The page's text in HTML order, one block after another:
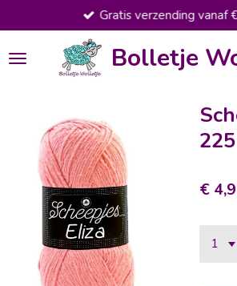
direct
naar
de
Bolletje
Gratis verzending vanaf
€